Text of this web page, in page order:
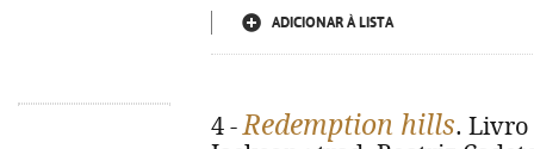
ADICIONAR À LISTA
4 -Redemption hills. Livro